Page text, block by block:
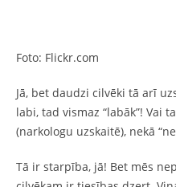
Foto: Flickr.com
Jā, bet daudzi cilvēki tā arī
labi, tad vismaz “labāk”! Vai
(narkologu uzskaitē), nekā
Tā ir starpība, jā! Bet mēs